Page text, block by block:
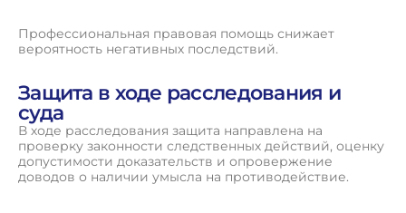
Профессиональная правовая помощь снижает
вероятность негативных последствий.
Защита в ходе расследования и
суда
В ходе расследования защита направлена на
проверку законности следственных действий, оценку
допустимости доказательств и опровержение
доводов о наличии умысла на противодействие.